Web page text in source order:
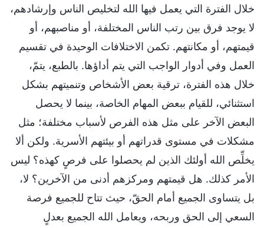
خلال الفترة التي يعمل فيها الله لتخليص الناس وإرشادهم،
لا يوجد فرق بين رتب الناس المختلفة، أو مناصبهم، أو
قيمتهم، أو مكانتهم. تكمن الاختلافات الوحيدة في تقسيم
العمل وفي أدوار الواجب التي يتم أداؤها. بالطبع، يتمّ،
خلال هذه الفترة، ترقية بعض الأشخاص وتنميتهم بشكل
استثنائي، للقيام ببعض المهام الخاصة، بينما لا يحصل
البعض الآخر على مثل هذه الفرص لأسباب مختلفة؛ مثل
مشكلات في مستوى قدراتهم أو بيئتهم الأسرية. ولكن ألا
يخلِّص الله أولئك الذين لم يحصلوا على فرصٍ كهذه؟ ليس
الأمر كذلك. هل قيمتهم ومركزهم أدنى من الآخرين؟ لا،
بل يتساوى الجميع أمام الحقّ، حيث تتاح للجميع فرصة
السعي إلى الحق وربحه، ويعامل الله الجميع بعدلٍ